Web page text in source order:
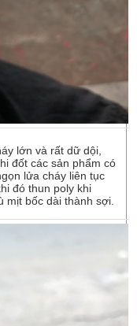
lớn và rất dữ dội,
đốt các sản phẩm có
lửa cháy liên tục
đó thun poly khi
mịt bốc dài thành sợi.